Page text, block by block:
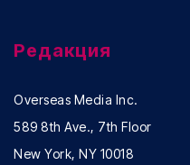
Редакция
Overseas Media Inc.
589 8th Ave., 7th Floor
New York, NY 10018